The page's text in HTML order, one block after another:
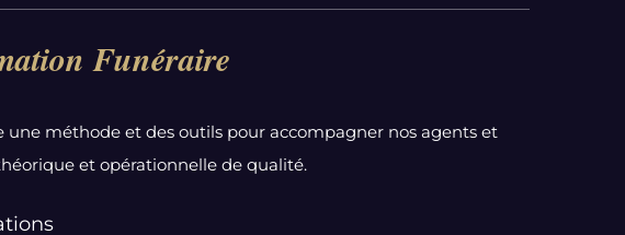
Funéraire
une méthode et des outils pour accompagner nos agents et
et opérationnelle de qualité.